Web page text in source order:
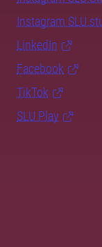
Instagram
LinkedIn
Facebook
TikTok
SLU Play